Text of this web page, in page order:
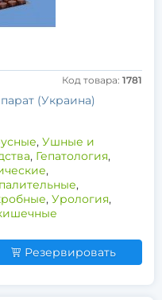
Код товара: 1781
(Украина)
, Ушные и
, Гепатология,
,
,
, Урология,
Резервировать